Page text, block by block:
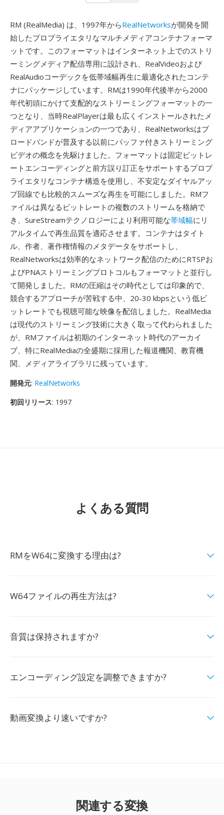
RM (RealMedia) は、1997年からRealNetworksが開発を開
始したプロプライエタリなマルチメディアコンテナフォーマ
ットです。このフォーマットはインターネット上でのストリ
ーミングメディア配信専用に設計され、RealVideoおよび
RealAudioコーデックを低帯域幅再生に最適化されたコンテ
ナにパッケージしています。RMは1990年代後半から2000
年代初頭にかけて支配的なストリーミングフォーマットの一
つとなり、当時RealPlayerは最も広くインストールされたメ
ディアアプリケーションの一つであり、RealNetworksはブ
ロードバンドが普及する以前にバッファ付きストリーミング
ビデオの概念を先駆けました。フォーマットは固定ビットレ
ートエンコーディングと前方誤り訂正をサポートするプロプ
ライエタリなコンテナ構造を使用し、不安定なダイヤルアッ
プ回線でも比較的スムーズな再生を可能にしました。RMフ
ァイルは異なるビットレートの複数のストリームを格納で
き、SureStreamテクノロジーにより利用可能な帯域幅にリ
アルタイムで再生品質を適応させます。コンテナはタイト
ル、作者、著作権情報のメタデータをサポートし、
RealNetworksは効率的なネットワーク配信のためにRTSPお
よびPNAストリーミングプロトコルもフォーマットと並行し
て開発しました。RMの圧縮はその時代としては印象的で、
競合するアプローチが苦戦する中、20-30 kbpsという低ビ
ットレートでも視聴可能な映像を配信しました。RealMedia
は現代のストリーミング技術に大きく取って代わられました
が、RMファイルは初期のインターネット時代のアーカイ
ブ、特にRealMediaの全盛期に採用した報道機関、教育機
関、メディアライブラリに残っています。
開発元: RealNetworks
初回リリース: 1997
よくある質問
RMをW64に変換する理由は?
W64ファイルの再生方法は?
音質は保持されますか?
エンコーディング設定を調整できますか?
動画変換より速いですか?
関連する変換